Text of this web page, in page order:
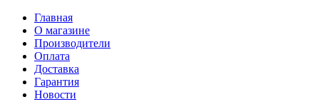
Главная
О магазине
Производители
Оплата
Доставка
Гарантия
Новости